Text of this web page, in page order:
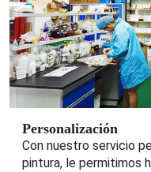
Personalización
Con nuestro servicio
pintura, le permitimos